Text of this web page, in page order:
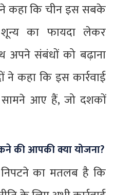
ने कहा कि चीन इस सबके
का फायदा लेकर
अपने संबंधों को बढ़ाना
ने कहा कि इस कार्रवाई
आए हैं, जो दशकों
की आपकी क्या योजना?
का मतलब है कि